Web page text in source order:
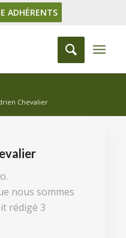
ADHÉRENTS
Chevalier
nous sommes
rédigé 3